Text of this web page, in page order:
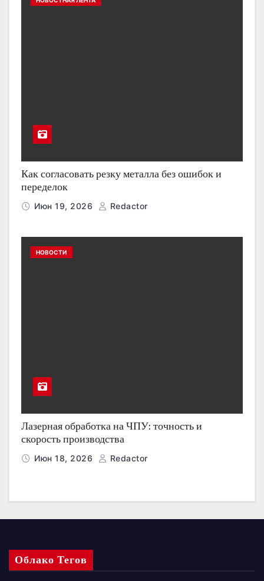
Как согласовать резку металла без ошибок и
переделок
Июн 19, 2026 Redactor
НОВОСТИ
Лазерная обработка на ЧПУ: точность и
скорость производства
Июн 18, 2026 Redactor
Облако Тегов